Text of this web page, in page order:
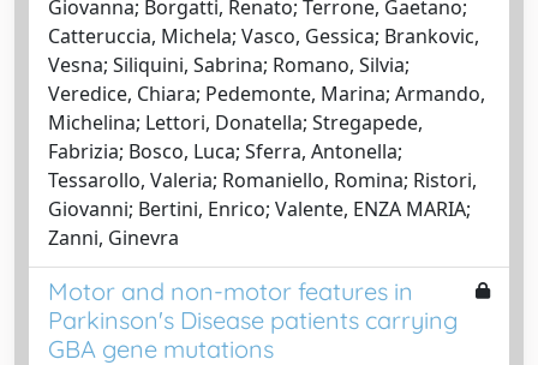
Giovanna; Borgatti, Renato; Terrone, Gaetano;
Catteruccia, Michela; Vasco, Gessica; Brankovic,
Vesna; Siliquini, Sabrina; Romano, Silvia;
Veredice, Chiara; Pedemonte, Marina; Armando,
Michelina; Lettori, Donatella; Stregapede,
Fabrizia; Bosco, Luca; Sferra, Antonella;
Tessarollo, Valeria; Romaniello, Romina; Ristori,
Giovanni; Bertini, Enrico; Valente, ENZA MARIA;
Zanni, Ginevra
Motor and non-motor features in
Parkinson's Disease patients carrying
GBA gene mutations